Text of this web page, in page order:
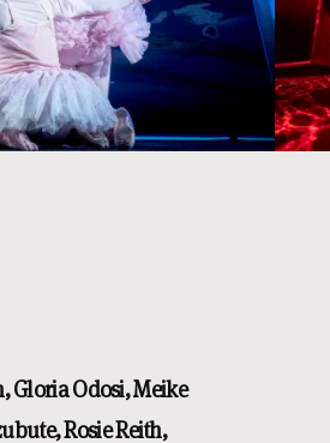
Gloria Odosi, Meike
Rosie Reith,